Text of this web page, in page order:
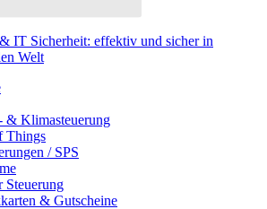
IT Sicherheit: effektiv und sicher in
Welt
& Klimasteuerung
Things
/ SPS
& Gutscheine